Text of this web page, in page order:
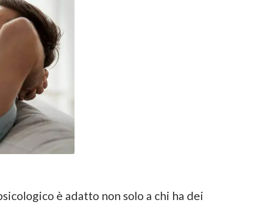
è adatto non solo a chi ha dei